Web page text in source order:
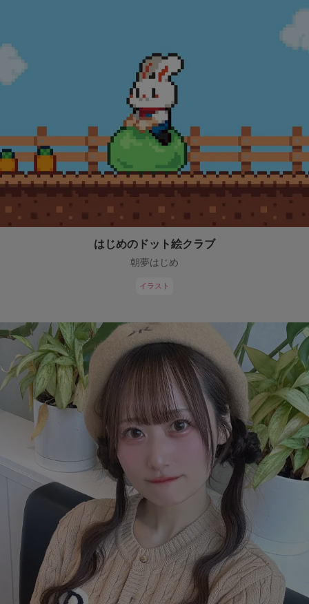
はじめのドット絵クラブ
朝夢はじめ
イラスト